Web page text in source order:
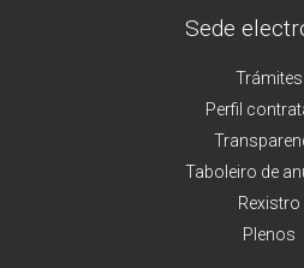
Sede
Trámites
Perfil
Taboleiro de
Rexistro
Plenos